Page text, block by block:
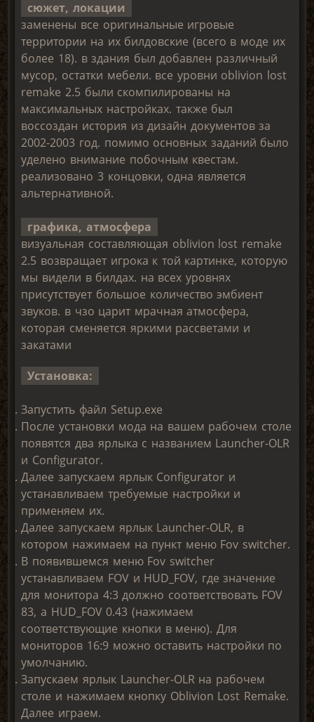
сюжет, локации
заменены все оригинальные игровые
территории на их билдовские (всего в моде их
более 18). в здания был добавлен различный
мусор, остатки мебели. все уровни oblivion lost
remake 2.5 были скомпилированы на
максимальных настройках. также был
воссоздан история из дизайн документов за
2002-2003 год. помимо основных заданий было
уделено внимание побочным квестам.
реализовано 3 концовки, одна является
альтернативной.
графика, атмосфера
визуальная составляющая oblivion lost remake
2.5 возвращает игрока к той картинке, которую
мы видели в билдах. на всех уровнях
присутствует большое количество эмбиент
звуков. в чзо царит мрачная атмосфера,
которая сменяется яркими рассветами и
закатами
Установка:
Запустить файл Setup.exe
После установки мода на вашем рабочем столе
появятся два ярлыка с названием Launcher-OLR
и Configurator.
Далее запускаем ярлык Configurator и
устанавливаем требуемые настройки и
применяем их.
Далее запускаем ярлык Launcher-OLR, в
котором нажимаем на пункт меню Fov switcher.
В появившемся меню Fov switcher
устанавливаем FOV и HUD_FOV, где значение
для монитора 4:3 должно соответствовать FOV
83, а HUD_FOV 0.43 (нажимаем
соответствующие кнопки в меню). Для
мониторов 16:9 можно оставить настройки по
умолчанию.
Запускаем ярлык Launcher-OLR на рабочем
столе и нажимаем кнопку Oblivion Lost Remake.
Далее играем.